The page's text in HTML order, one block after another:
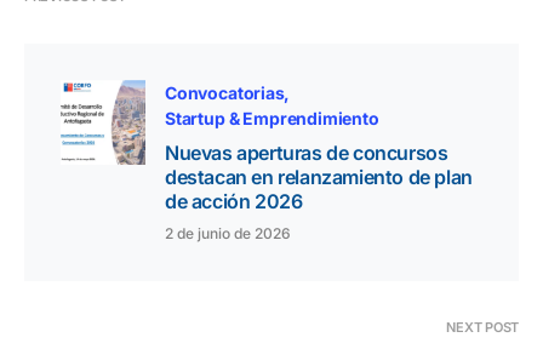
Convocatorias
Startup & Emprendimiento
Nuevas aperturas de concursos
destacan en relanzamiento de plan
de acción 2026
2 de junio de 2026
NEXT POST